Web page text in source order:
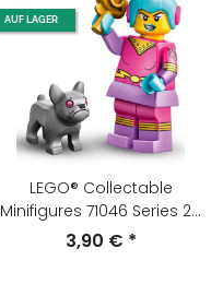
AUF LAGER
LEGO® Collectable
Minifigures 71046 Series 26
Retro-Weltraumheldin
3,90 € *